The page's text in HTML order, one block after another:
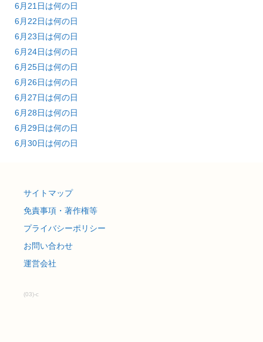
6月21日は何の日
6月22日は何の日
6月23日は何の日
6月24日は何の日
6月25日は何の日
6月26日は何の日
6月27日は何の日
6月28日は何の日
6月29日は何の日
6月30日は何の日
サイトマップ
免責事項・著作権等
プライバシーポリシー
お問い合わせ
運営会社
(03)-c